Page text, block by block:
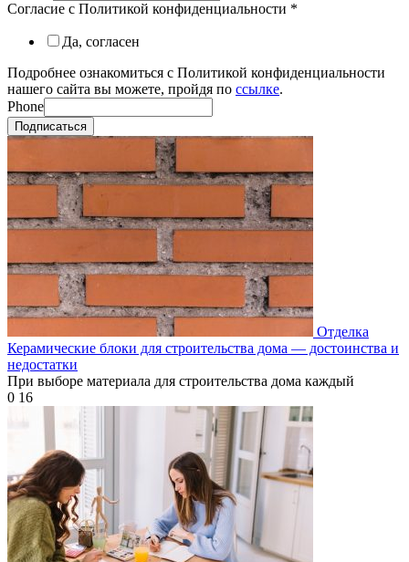
Согласие с Политикой конфиденциальности *
Да, согласен
Подробнее ознакомиться с Политикой конфиденциальности
нашего сайта вы можете, пройдя по ссылке.
Phone
Подписаться
Отделка
Керамические блоки для строительства дома — достоинства и
недостатки
При выборе материала для строительства дома каждый
0 16